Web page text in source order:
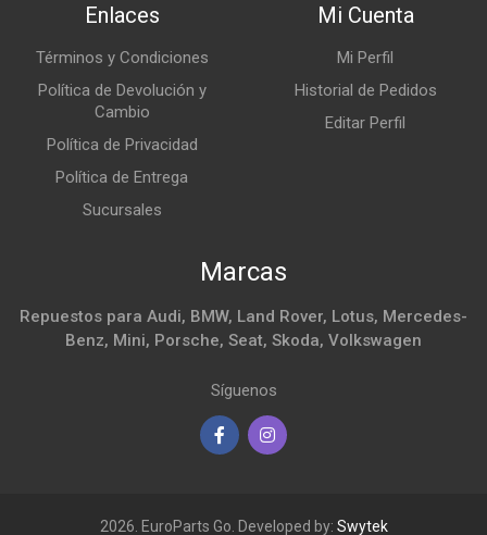
Enlaces
Términos y Condiciones
Política de Devolución y
Cambio
Política de Privacidad
Política de Entrega
Sucursales
Mi Cuenta
Mi Perfil
Historial de Pedidos
Editar Perfil
Marcas
Repuestos para Audi, BMW, Land Rover, Lotus, Mercedes-
Benz, Mini, Porsche, Seat, Skoda, Volkswagen
Síguenos
2026. EuroParts Go. Developed by: Swytek